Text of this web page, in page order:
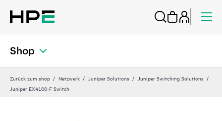
Shop
Zurück zum shop Netzwerk Juniper Solutions
Juniper Switching Solutions
Juniper EX4100-F Switch